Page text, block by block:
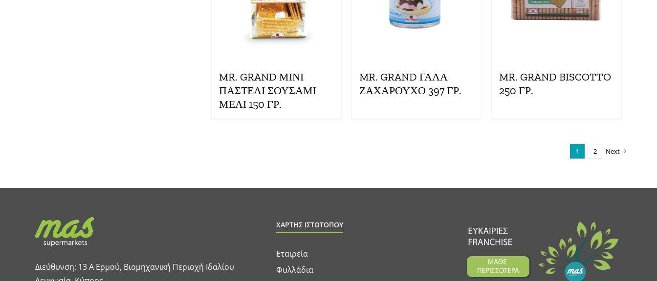
MR. GRAND ΜΙΝΙ
ΠΑΣΤΕΛΙ ΣΟΥΣΑΜΙ
ΜΕΛΙ 150 ΓΡ.
MR. GRAND ΓΑΛΑ
ΖΑΧΑΡΟΥΧΟ 397 ΓΡ.
MR. GRAND BISCOTTO
250 ΓΡ.
1 2 Next
Διεύθυνση: 13 A Ερμού, Βιομηχανική Περιοχή Ιδαλίου
ΧΑΡΤΗΣ ΙΣΤΟΤΟΠΟΥ
Εταιρεία
Φυλλάδια